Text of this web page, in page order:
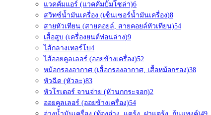
แวคคั่มแอร์ (แวคคั่มปั๊มโซล่า)6
สวิทซ์น้ำมันเครื่อง (เซ็นเซอร์น้ำมันเครื่อง)8
สายหัวเทียน (สายคอยล์, สายคอยล์หัวเทียน)54
เสื้อสูบ (เครื่องยนต์ท่อนล่าง)9
ไส้กลางเทอร์โบ4
ไส้ออยคูลเลอร์ (ออยข้างเครื่อง)52
หม้อกรองอากาศ (เสื้อกรองอากาศ, เสื้อหม้อกรอง)38
หัวฉีด (หัวละ)83
หัวโรเตอร์ จานจ่าย (หัวนกกระจอก)2
ออยคูลเลอร์ (ออยข้างเครื่อง)54